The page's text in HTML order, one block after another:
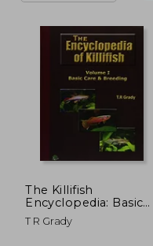
The Killifish
Encyclopedia: Basic
Care and Breeding:
Volume 1 (Anthology
T R Grady